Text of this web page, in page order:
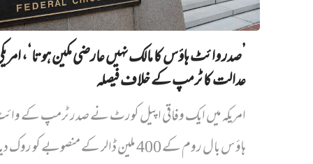
’صدر وائٹ ہاؤس کا مالک نہیں‌ عارضی مکین ہوتا‘،
عدالت کا ٹرمپ کے خلاف فیصلہ
امریکہ میں ایک وفاقی اپیل کورٹ نے صدر ٹرمپ کے
ہاؤس بال روم کے 400 ملین ڈالر کے منصوبے کو روک دیا...